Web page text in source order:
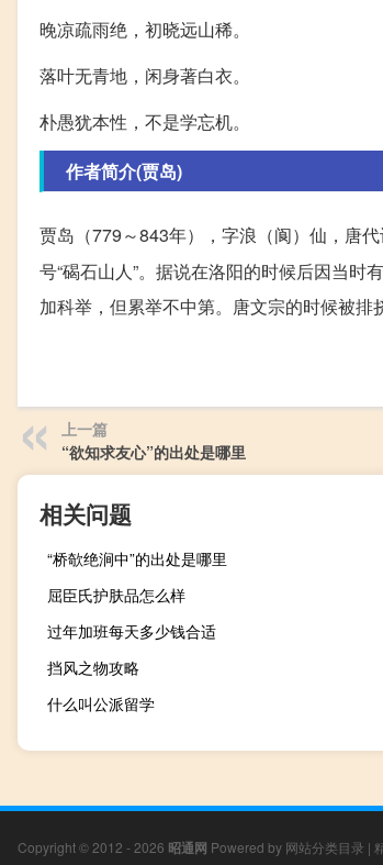
晚凉疏雨绝，初晓远山稀。
落叶无青地，闲身著白衣。
朴愚犹本性，不是学忘机。
作者简介(贾岛)
贾岛（779～843年），字浪（阆）仙，唐
号“碣石山人”。据说在洛阳的时候后因当
加科举，但累举不中第。唐文宗的时候被排
上一篇
“欲知求友心”的出处是哪里
相关问题
“桥欹绝涧中”的出处是哪里
屈臣氏护肤品怎么样
过年加班每天多少钱合适
挡风之物攻略
什么叫公派留学
Copyright © 2012 - 2026 昭通网 Powered by 网站分类目录 |